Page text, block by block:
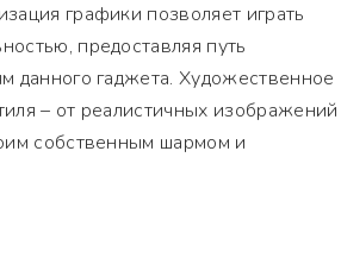
графики позволяет играть
предоставляя путь
данного гаджета. Художественное
– от реалистичных изображений
собственным шармом и